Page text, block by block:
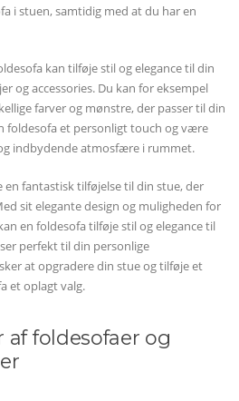
i stuen, samtidig med at du har en
kan tilføje stil og elegance til din
og accessories. Du kan for eksempel
farver og mønstre, der passer til din
foldesofa et personligt touch og være
indbydende atmosfære i rummet.
fantastisk tilføjelse til din stue, der
sit elegante design og muligheden for
en foldesofa tilføje stil og elegance til
perfekt til din personlige
at opgradere din stue og tilføje et
et oplagt valg.
af foldesofaer og